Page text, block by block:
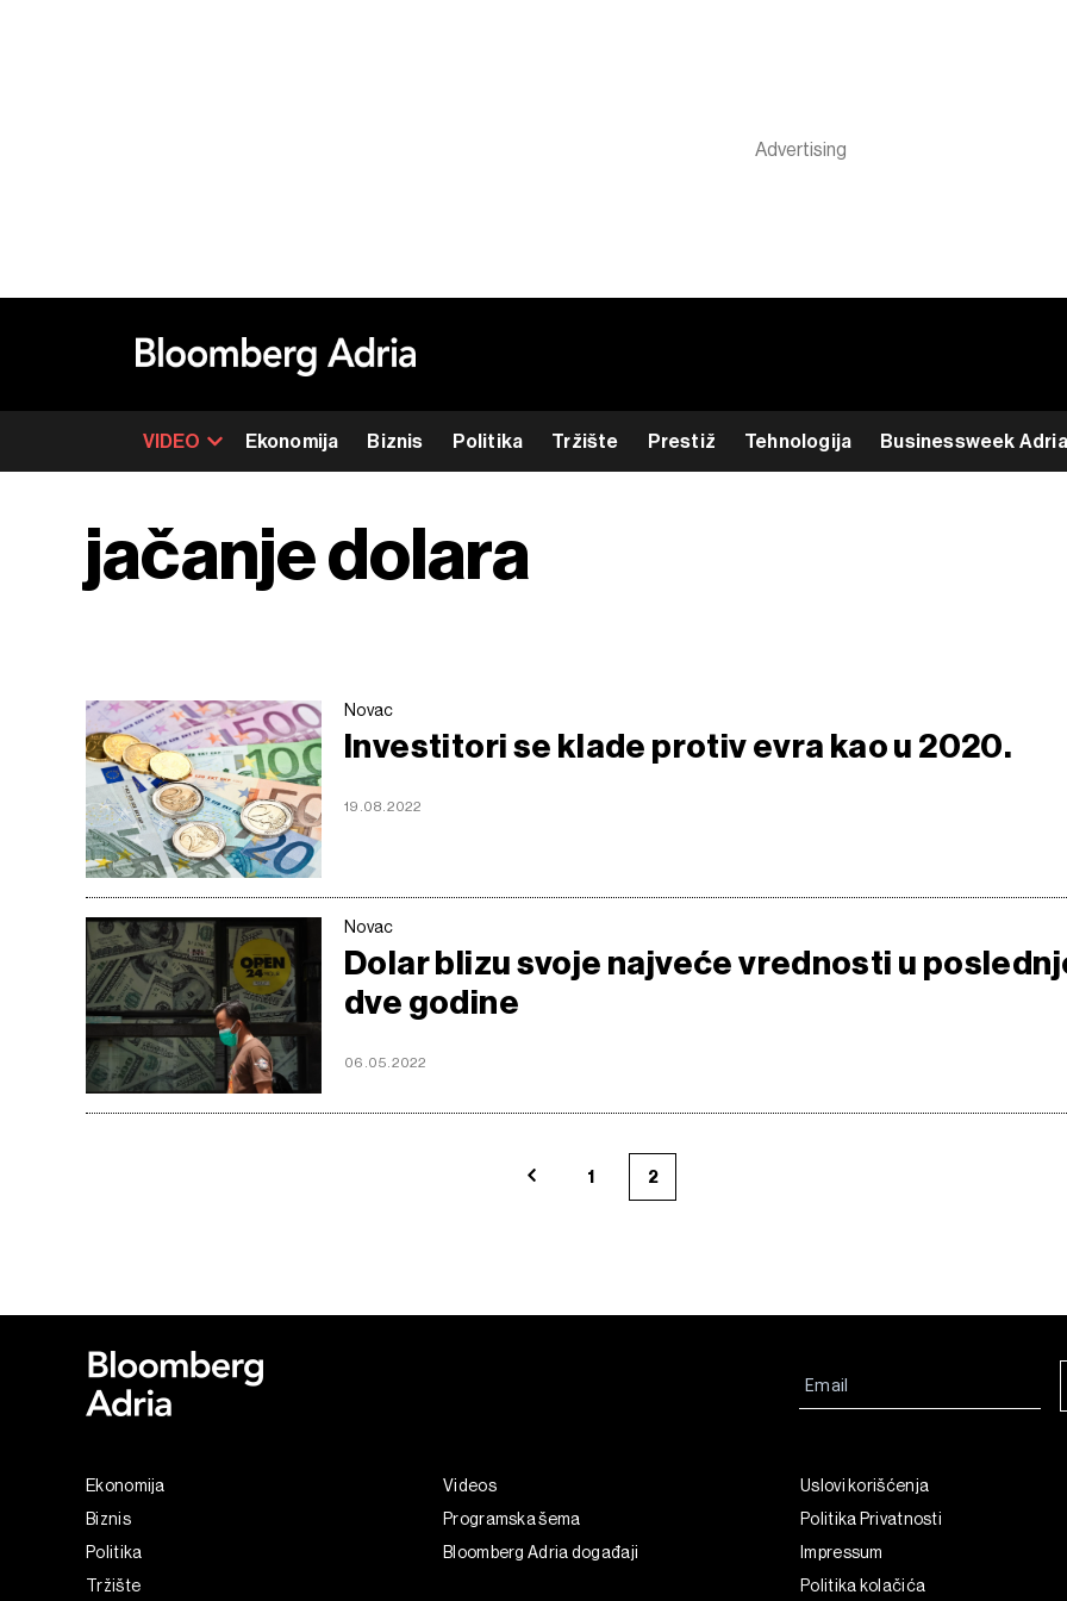
VIDEO Ekonomija Biznis Politika Tržište Prestiž Tehnologija Businessweek Adria
jačanje dolara
Novac
Investitori se klade protiv evra kao u 2020.
19.08.2022
Novac
Dolar blizu svoje najveće vrednosti u
dve godine
06.05.2022
1 2
Ekonomija
Biznis
Politika
Tržište
Videos
Programska šema
Bloomberg Adria događaji
Uslovi korišćenja
Politika Privatnosti
Impressum
Politika kolačića